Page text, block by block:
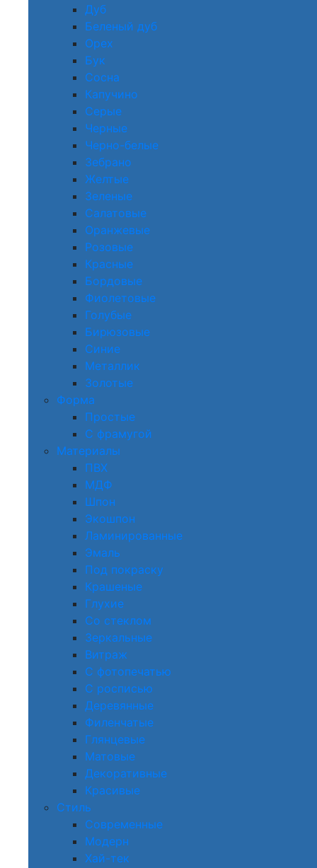
Дуб
Беленый дуб
Орех
Бук
Сосна
Капучино
Серые
Черные
Черно-белые
Зебрано
Желтые
Зеленые
Салатовые
Оранжевые
Розовые
Красные
Бордовые
Фиолетовые
Голубые
Бирюзовые
Синие
Металлик
Золотые
Форма
Простые
С фрамугой
Материалы
ПВХ
МДФ
Шпон
Экошпон
Ламинированные
Эмаль
Под покраску
Крашеные
Глухие
Со стеклом
Зеркальные
Витраж
С фотопечатью
С росписью
Деревянные
Филенчатые
Глянцевые
Матовые
Декоративные
Красивые
Стиль
Современные
Модерн
Хай-тек